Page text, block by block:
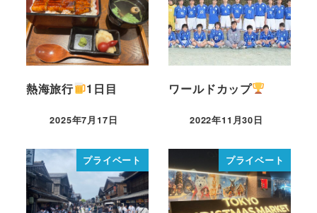
熱海旅行 1日目
2025年7月17日
ワールドカップ
2022年11月30日
プライベート プライベート